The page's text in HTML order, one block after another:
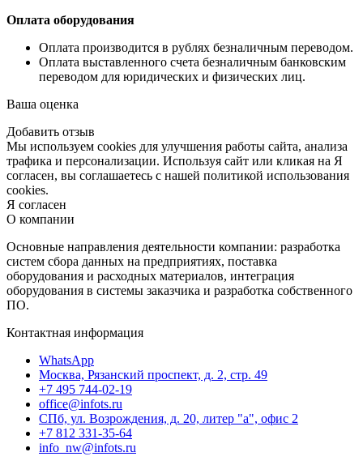
Оплата оборудования
Оплата производится в рублях безналичным переводом.
Оплата выставленного счета безналичным банковским
переводом для юридических и физических лиц.
Ваша оценка
Добавить отзыв
Мы используем cookies для улучшения работы сайта, анализа
трафика и персонализации. Используя сайт или кликая на Я
согласен, вы соглашаетесь с нашей политикой использования
cookies.
Я согласен
О компании
Основные направления деятельности компании: разработка
систем сбора данных на предприятиях, поставка
оборудования и расходных материалов, интеграция
оборудования в системы заказчика и разработка собственного
ПО.
Контактная информация
WhatsApp
Москва, Рязанский проспект, д. 2, стр. 49
+7 495 744-02-19
office@infots.ru
СПб, ул. Возрождения, д. 20, литер "a", офис 2
+7 812 331-35-64
info_nw@infots.ru